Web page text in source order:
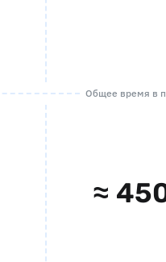
Общее время в
≈